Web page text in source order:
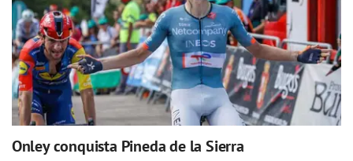
Onley conquista Pineda de la Sierra